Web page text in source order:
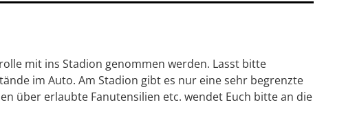
mit ins Stadion genommen werden. Lasst bitte
im Auto. Am Stadion gibt es nur eine sehr begrenzte
über erlaubte Fanutensilien etc. wendet Euch bitte an die